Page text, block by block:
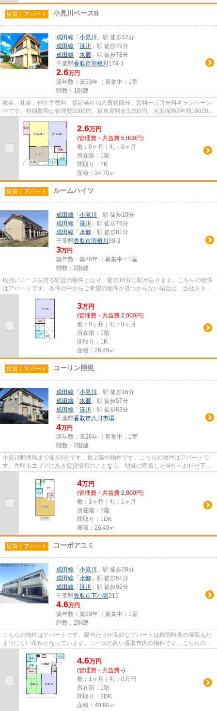
賃貸｜アパート 小見川ベースB
成田線 「 小見川
」駅 徒歩12分
成田線 「 笹川
」駅 徒歩75分
成田線 「 水郷 」駅 徒歩78分
千葉県香取市羽根川 174-1
2.6万円
築年数：築53年 ｜募集中： 1室
階数：1階建
敷金、礼金、仲介手数料、保証会社加入費初回分、賃料一カ月無料キャンペーン
中です。初期費用は管理費5000円、駐車場料金3,300円、火災保険2年間19000円
2.6万円
(管理費・共益費 5,000円)
敷：0ヶ月｜礼：0ヶ月
所在階：1階
間取り：2K
面積：34.70㎡
賃貸｜アパート ルームハイツ
成田線 「 小見川
」駅 徒歩10分
成田線 「 笹川
」駅 徒歩76分
成田線 「 水郷 」駅 徒歩81分
千葉県香取市羽根川 90-2
3万円
築年数：築28年 ｜募集中： 1室
階数：2階建
根強いニーズを誇る駅近の物件となり、徒歩10分に駅があります。こちらの物件
はアパートです。条件の中からご希望の物件が見つからない場合は、当社スタッ
3万円
(管理費・共益費 2,000円)
敷：0ヶ月｜礼：0ヶ月
所在階：1階
間取り：1K
面積：26.49㎡
賃貸｜アパート コーリン照毘
成田線 「 小見川
」駅 徒歩16分
成田線 「 水郷 」駅 徒歩57分
成田線 「 笹川
」駅 徒歩82分
千葉県香取市八日市場
4万円
築年数：築26年 ｜募集中： 1室
階数：2階建
小見川郵便局まで徒歩6分です。最上階の物件です。こちらの物件はアパートで
す。香取市エリアにある賃貸情報のことなら、地域に密着した当社へお任せ下さ
4万円
(管理費・共益費 2,800円)
敷：1ヶ月｜礼：1ヶ月
所在階：2階
間取り：1DK
面積：26.49㎡
賃貸｜アパート コーポアユミ
成田線 「 小見川
」駅 徒歩28分
成田線 「 水郷 」駅 徒歩51分
成田線 「 笹川
」駅 徒歩92分
千葉県香取市下小堀215
4.6万円
築年数：築29年 ｜募集中： 1室
階数：2階建
こちらの物件はアパートです。陽当たりが良好なアパートは梅雨時期の湿気もた
まりにくい条件となっています。ニーズの高い香取市内の物件です。こちらの物
4.6万円
(管理費・共益費 -)
敷：1ヶ月｜礼：0万円
所在階：1階
間取り：2DK
面積：40.80㎡